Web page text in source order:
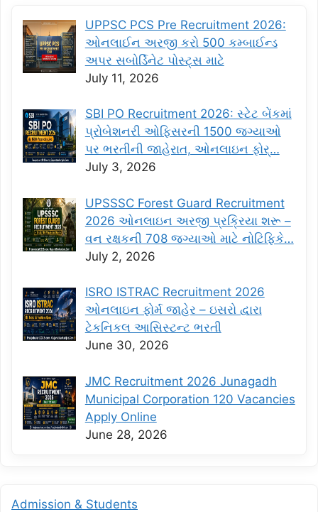
UPPSC PCS Pre Recruitment 2026:
ઓનલાઈન અરજી કરો 500 કમ્બાઈન્ડ
અપર સબોર્ડિનેટ પોસ્ટ્સ માટે
July 11, 2026
SBI PO Recruitment 2026: સ્ટેટ બેંકમાં
પ્રોબેશનરી ઓફિસરની 1500 જગ્યાઓ
પર ભરતીની જાહેરાત, ઓનલાઇન ફોર્…
July 3, 2026
UPSSSC Forest Guard Recruitment
2026 ઓનલાઇન અરજી પ્રક્રિયા શરૂ –
વન રક્ષકની 708 જગ્યાઓ માટે નોટિફિકે…
July 2, 2026
ISRO ISTRAC Recruitment 2026
ઓનલાઇન ફોર્મ જાહેર – ઇસરો દ્વારા
ટેકનિકલ આસિસ્ટન્ટ ભરતી
June 30, 2026
JMC Recruitment 2026 Junagadh
Municipal Corporation 120 Vacancies
Apply Online
June 28, 2026
Admission & Students